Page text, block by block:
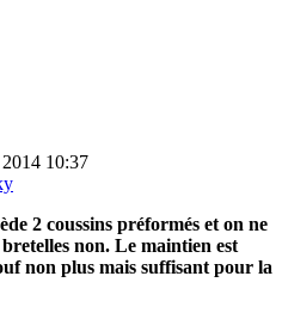
2014 10:37
2 coussins préformés et on ne
non. Le maintien est
non plus mais suffisant pour la